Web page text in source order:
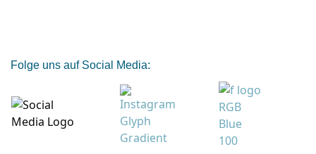
Folge uns auf Social Media: